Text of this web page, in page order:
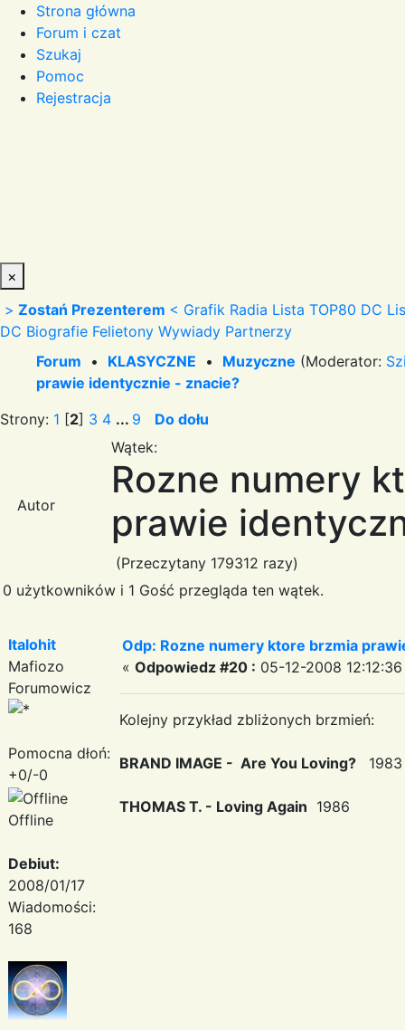
Strona główna
Forum i czat
Szukaj
Pomoc
Rejestracja
×
> Zostań Prezenterem < Grafik Radia Lista TOP80 DC
DC Biografie Felietony Wywiady Partnerzy
Forum • KLASYCZNE • Muzyczne (Moderator:
prawie identycznie - znacie?
Strony: 1 [2] 3 4 ... 9 Do dołu
Autor
Wątek:
Rozne numery
prawie
(Przeczytany 179312 razy)
0 użytkowników i 1 Gość przegląda ten wątek.
Italohit
Mafiozo
Forumowicz
Pomocna dłoń:
+0/-0
Offline
Debiut:
2008/01/17
Wiadomości:
168
Odp: Rozne numery ktore brzmia
« Odpowiedz #20 : 05-12-2008
Kolejny przykład zbliżonych brzmień:
BRAND IMAGE - Are You Loving? 1983
THOMAS T. - Loving Again 1986